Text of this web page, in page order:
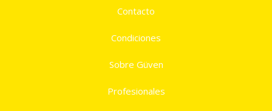
Contacto
Condiciones
Sobre Güven
Profesionales